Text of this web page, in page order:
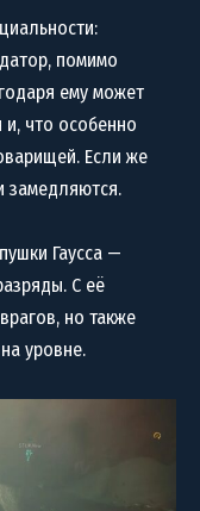
помимо
ему может
и, что особенно
Если же
замедляются.
Гаусса —
С её
но также
уровне.